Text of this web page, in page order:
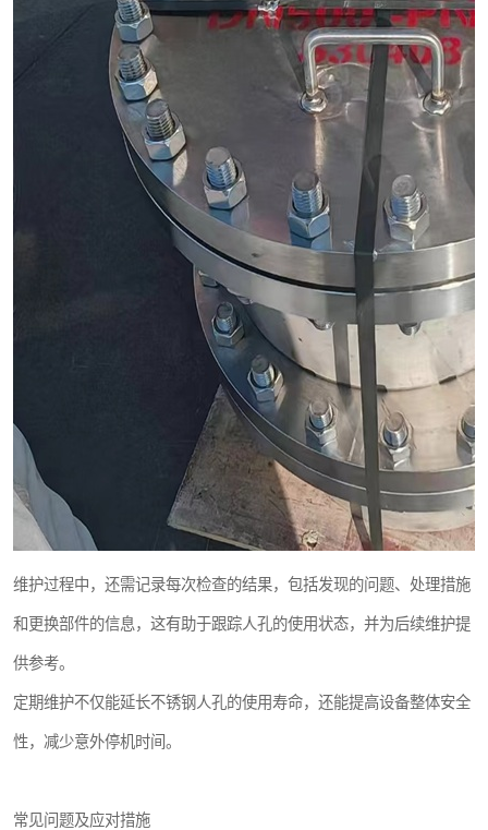
维护过程中，还需记录每次检查的结果，包括发现的问题、处理措施
和更换部件的信息，这有助于跟踪人孔的使用状态，并为后续维护提
供参考。
定期维护不仅能延长不锈钢人孔的使用寿命，还能提高设备整体安全
性，减少意外停机时间。
常见问题及应对措施